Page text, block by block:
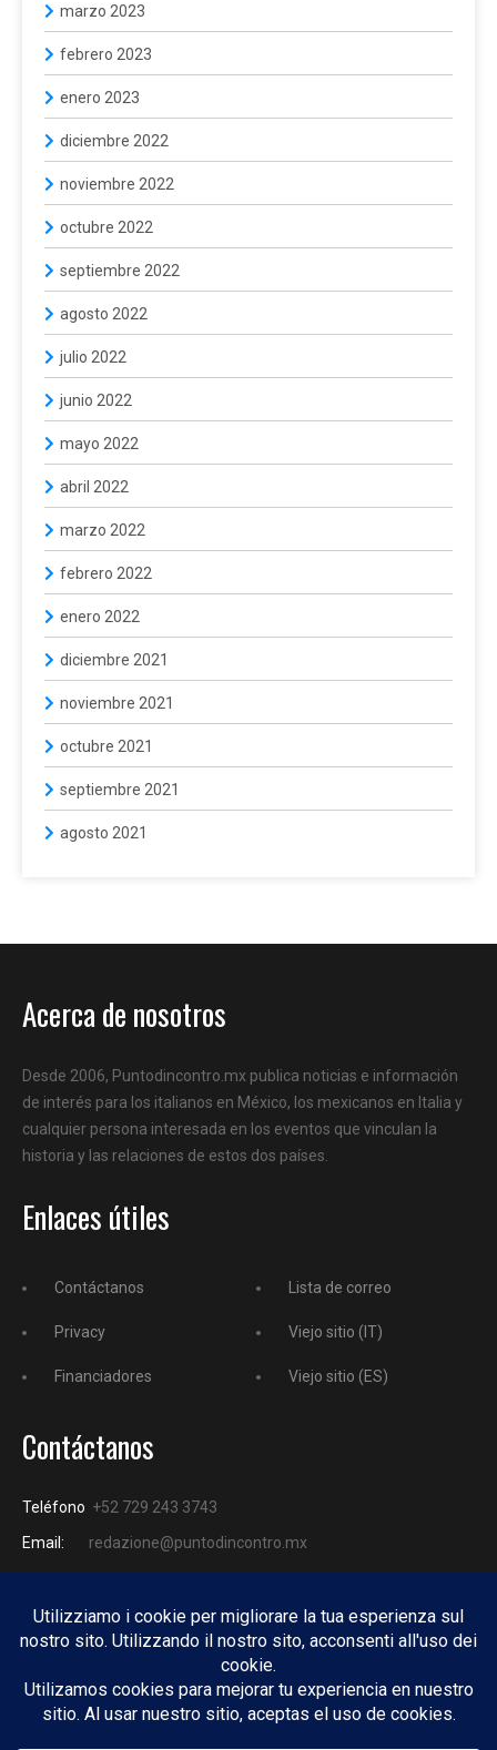
marzo 2023
febrero 2023
enero 2023
diciembre 2022
noviembre 2022
octubre 2022
septiembre 2022
agosto 2022
julio 2022
junio 2022
mayo 2022
abril 2022
marzo 2022
febrero 2022
enero 2022
diciembre 2021
noviembre 2021
octubre 2021
septiembre 2021
agosto 2021
Acerca de nosotros
Desde 2006, Puntodincontro.mx publica noticias e información
de interés para los italianos en México, los mexicanos en Italia y
cualquier persona interesada en los eventos que vinculan la
historia y las relaciones de estos dos países.
Enlaces útiles
Contáctanos
Privacy
Financiadores
Lista de correo
Viejo sitio (IT)
Viejo sitio (ES)
Contáctanos
Teléfono +52 729 243 3743
Email:
redazione@puntodincontro.mx
PUNTODINCONTRO